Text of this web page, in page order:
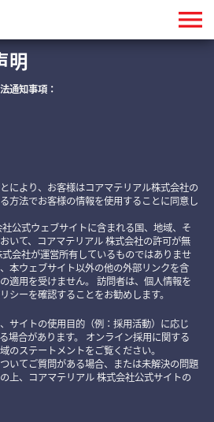
menu
明
通知事項：
により、お客様はコアマテリアル株式会社の
方法でお客様の情報を使用することに同意し
公式ウェブサイトに含まれる国、地域、そ
いて、コアマテリアル 株式会社の許可が無
会社が運営所有しているものではありませ
本ウェブサイト以外の他の外部リンクを含
適用を受けません。 訪問者は、個人情報を
シーを確認することをお勧めします。
サイトの使用目的（例：採用活動）に応じ
場合があります。 オンライン採用に関する
のステートメントをご覧ください。
いてご質問がある場合、または未解決の問題
の上、コアマテリアル 株式会社公式サイトの